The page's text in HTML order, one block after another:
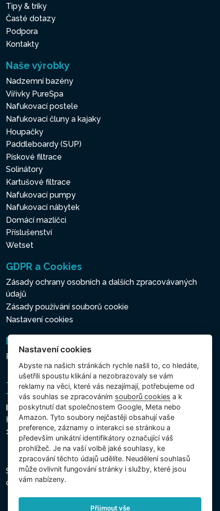
Tipy & triky
Časté dotazy
Podpora
Kontakty
Naše výrobky
Nadzemní bazény
Vířivky PureSpa
Nafukovací postele
Nafukovací čluny a kajaky
Houpačky
Paddleboardy (SUP)
Pískové filtrace
Solinátory
Kartušové filtrace
Nafukovací pumpy
Nafukovací nábytek
Domácí mazlíčci
Příslušenství
Wetset
GDPR a Cookies
Zásady ochrany osobních a dalších zpracovávaných
údajů
Zásady používání souborů cookie
Nastavení cookies
Newsletter
Přihlášení k odběru novinek
Intex Trading, s.r.o.
Hradecká 2526/3
130 00 Praha 3 - Česká republika
Společnost je zapsána u Městského soudu v Praze,
oddíl C, vložka 74759, IČ 26150808, DIČ CZ26150808.
Nastavení cookies
Abyste na našich stránkách rychle našli to, co hledáte,
ušetřili spoustu klikání a nezobrazovaly se vám
reklamy na věci, které vás nezajímají, potřebujeme od
vás souhlas se zpracováním souborů cookies a k
poskytnutí dat společnostem Google, Meta nebo
Amazon. Tyto soubory nejčastěji obsahují vaše
preference, záznamy o interakci se stránkou a
především unikátní identifikátory označující váš
prohlížeč. Je na vaší volbě jaké souhlasy, ke
zpracování těchto údajů udělíte. Neudělení souhlasů
může ovlivnit fungování stránky i služby, které jsou
vám nabízeny.
Přijmout vše